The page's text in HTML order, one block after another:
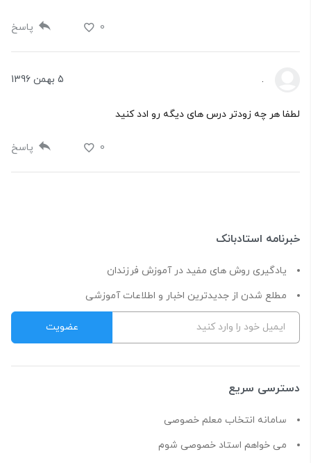
0 پاسخ
. 5 بهمن 1396
لطفا هر چه زودتر درس های دیگه رو ادد کنید
0 پاسخ
خبرنامه استادبانک
یادگیری روش های مفید در آموزش فرزندان
مطلع شدن از جدیدترین اخبار و اطلاعات آموزشی
دسترسی سریع
سامانه انتخاب معلم خصوصی
می خواهم استاد خصوصی شوم